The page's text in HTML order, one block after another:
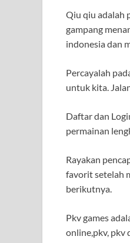
Qiu qiu adalah
gampang
indonesia dan
Percayalah
untuk kita.
Daftar dan
permainan
Rayakan
favorit setelah
berikutnya.
Pkv games
online,pkv, pkv